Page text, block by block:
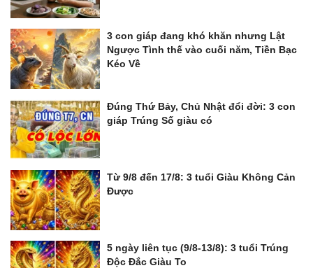
3 con giáp đang khó khăn nhưng Lật
Ngược Tình thế vào cuối năm, Tiền Bạc
Kéo Về
Đúng Thứ Bảy, Chủ Nhật đổi đời: 3 con
giáp Trúng Số giàu có
Từ 9/8 đến 17/8: 3 tuổi Giàu Không Cản
Được
5 ngày liên tục (9/8-13/8): 3 tuổi Trúng
Độc Đắc Giàu To